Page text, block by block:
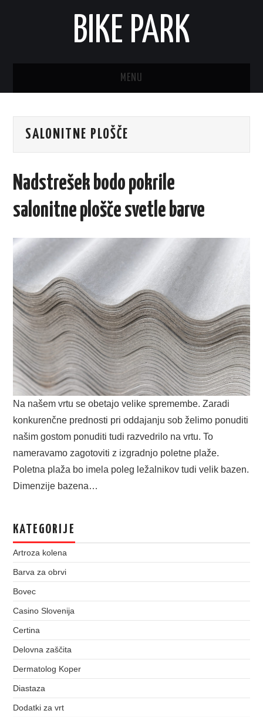
BIKE PARK
MENU
SALONITNE PLOŠČE
Nadstrešek bodo pokrile
salonitne plošče svetle barve
Na našem vrtu se obetajo velike spremembe. Zaradi
konkurenčne prednosti pri oddajanju sob želimo ponuditi
našim gostom ponuditi tudi razvedrilo na vrtu. To
nameravamo zagotoviti z izgradnjo poletne plaže.
Poletna plaža bo imela poleg ležalnikov tudi velik bazen.
Dimenzije bazena…
KATEGORIJE
Artroza kolena
Barva za obrvi
Bovec
Casino Slovenija
Certina
Delovna zaščita
Dermatolog Koper
Diastaza
Dodatki za vrt